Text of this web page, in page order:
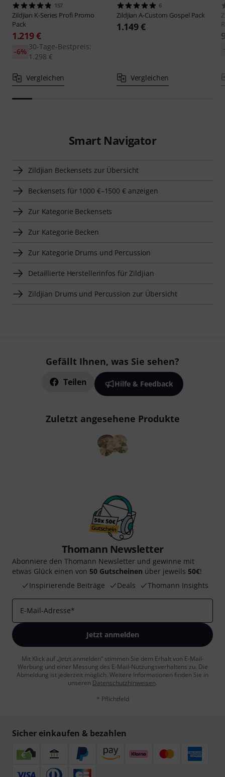
157
Zildjian K-Series Profi Promo
Pack
1.219 €
30-Tage-Bestpreis:
1.298 €
-6%
Vergleichen
6
ZildjianA-Custom Gospel Pack
1.149 €
Vergleichen
Smart Navigator
Zildjian Beckensets zur Übersicht
Beckensets für 1000 €–1500 € anzeigen
Zur Kategorie Beckensets
Zur Kategorie Becken
Zur Kategorie Drums und Percussion
Detaillierte Herstellerinfos für Zildjian
Zildjian Drums und Percussion zur Übersicht
Gefällt Ihnen, was Sie sehen?
Teilen Hilfe & Feedback
Zuletzt angesehene Produkte
Thomann Newsletter
Abonniere den Thomann Newsletter und gewinne mit
etwas Glück einen von 50 Gutscheinen über jeweils 50€!
Inspirierende Beiträge
Deals Thomann Insights
E-Mail-Adresse*
Jetzt anmelden
Mit Klick auf „Jetzt anmelden“ stimmen Sie dem Erhalt von E-Mail-
Werbung und einer Messung des E-Mail-Nutzungsverhaltens zu. Die
Abmeldung ist jederzeit möglich. Weitere Informationen finden Sie in
unseren Datenschutzhinweisen.
* Pflichtfeld
Sicher einkaufen & bezahlen